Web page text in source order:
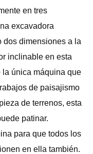
en tres
excavadora
dos dimensiones a la
inclinable en esta
la única máquina que
de paisajismo
de terrenos, esta
patinar.
para que todos los
en ella también.